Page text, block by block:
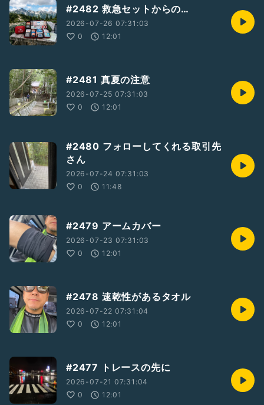
#2482 救急セットからの…
2026-07-26 07:31:03
0
12:01
#2481 真夏の注意
2026-07-25 07:31:03
0
12:01
#2480 フォローしてくれる取引先
さん
2026-07-24 07:31:03
0
11:48
#2479 アームカバー
2026-07-23 07:31:03
0
12:01
#2478 速乾性があるタオル
2026-07-22 07:31:04
0
12:01
#2477 トレースの先に
2026-07-21 07:31:04
0
12:01